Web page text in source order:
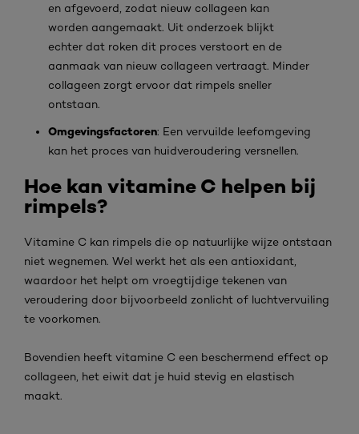
en afgevoerd, zodat nieuw collageen kan
worden aangemaakt. Uit onderzoek blijkt
echter dat roken dit proces verstoort en de
aanmaak van nieuw collageen vertraagt. Minder
collageen zorgt ervoor dat rimpels sneller
ontstaan.
Omgevingsfactoren: Een vervuilde leefomgeving
kan het proces van huidveroudering versnellen.
Hoe kan vitamine C helpen bij
rimpels?
Vitamine C kan rimpels die op natuurlijke wijze ontstaan
niet wegnemen. Wel werkt het als een antioxidant,
waardoor het helpt om vroegtijdige tekenen van
veroudering door bijvoorbeeld zonlicht of luchtvervuiling
te voorkomen.
Bovendien heeft vitamine C een beschermend effect op
collageen, het eiwit dat je huid stevig en elastisch
maakt.